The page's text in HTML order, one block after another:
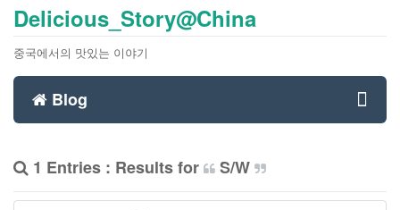
Delicious_Story@China
중국에서의 맛있는 이야기
Blog
1 Entries : Results for S/W